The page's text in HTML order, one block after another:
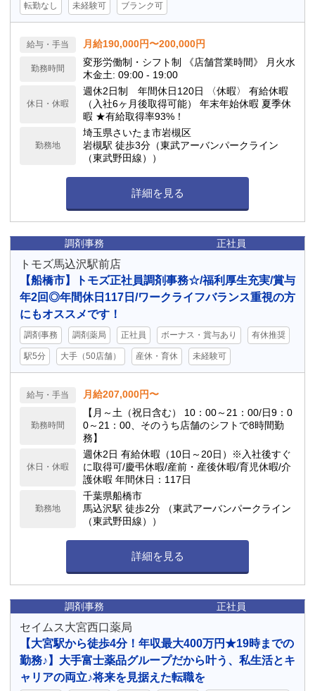
転勤なし 未経験可 ブランク可
給与・手当 月給190,000円〜200,000円
勤務時間
変形労働制・シフト制 《店舗営業時間》 月火水
木金土: 09:00 - 19:00
休日・休暇
週休2日制 年間休日120日 〈休暇〉 有給休暇
（入社6ヶ月後取得可能） 年末年始休暇 夏季休
暇 ★有給取得率93%！
勤務地
埼玉県さいたま市岩槻区
岩槻駅 徒歩3分（東武アーバンパークライン
（東武野田線））
詳細を見る
調剤事務 正社員
トモズ馬込沢駅前店
【船橋市】トモズ正社員調剤事務☆/福利厚生充実/賞与
年2回◎年間休日117日/ワークライフバランス重視の方
にもオススメです！
調剤事務 調剤薬局 正社員 ボーナス・賞与あり 有休推奨
駅5分 大手（50店舗） 産休・育休 未経験可
給与・手当 月給207,000円〜
勤務時間
【月～土（祝日含む） 10：00～21：00/日9：0
0～21：00、そのうち店舗のシフトで8時間勤
務】
休日・休暇
週休2日 有給休暇（10日～20日）※入社後すぐ
に取得可/慶弔休暇/産前・産後休暇/育児休暇/介
護休暇 年間休日：117日
勤務地
千葉県船橋市
馬込沢駅 徒歩2分 （東武アーバンパークライン
（東武野田線））
詳細を見る
調剤事務 正社員
セイムス大宮西口薬局
【大宮駅から徒歩4分！年収最大400万円★19時までの
勤務♪】大手富士薬品グループだから叶う、私生活とキ
ャリアの両立♪将来を見据えた転職を